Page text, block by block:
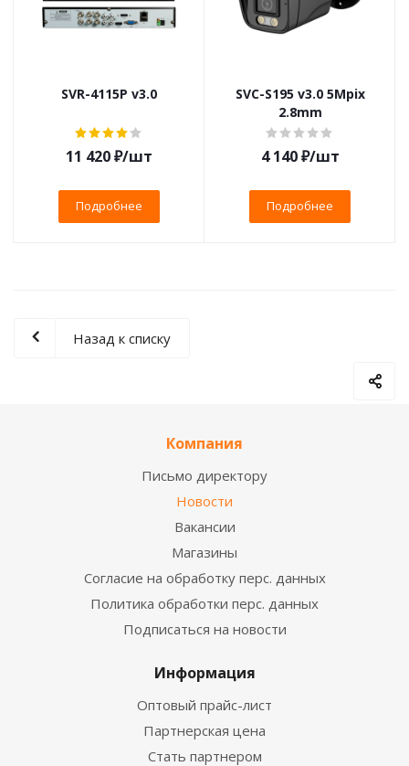
SVR-4115P v3.0
11 420₽/шт
Подробнее
SVC-S195 v3.0 5Mpix
2.8mm
4 140₽/шт
Подробнее
Назад к списку
Компания
Письмо директору
Новости
Вакансии
Магазины
Согласие на обработку перс. данных
Политика обработки перс. данных
Подписаться на новости
Информация
Оптовый прайс-лист
Партнерская цена
Стать партнером